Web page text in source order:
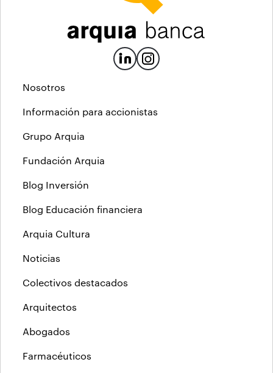
Nosotros
Información para accionistas
Grupo Arquia
Fundación Arquia
Blog Inversión
Blog Educación financiera
Arquia Cultura
Noticias
Colectivos destacados
Arquitectos
Abogados
Farmacéuticos